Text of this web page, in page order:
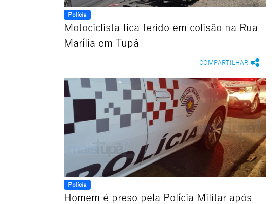
Polícia
Motociclista fica ferido em colisão na Rua
Marília em Tupã
COMPARTILHAR
Polícia
Homem é preso pela Polícia Militar após